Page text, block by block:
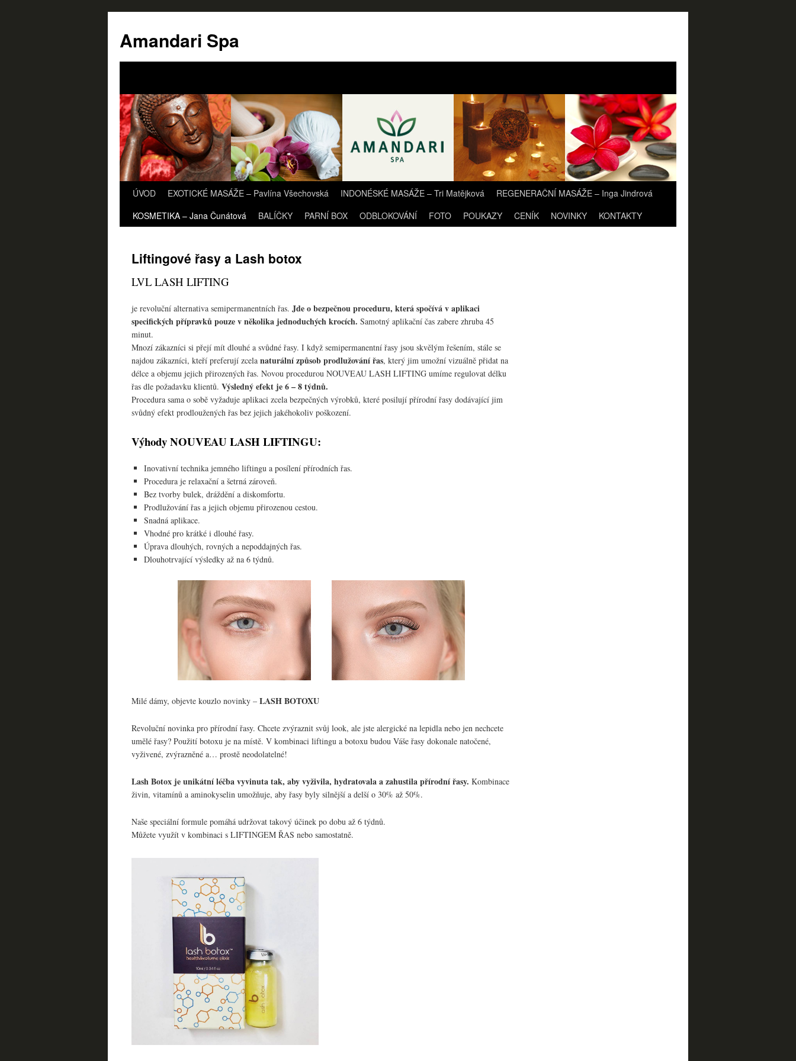
Amandari Spa
ÚVOD EXOTICKÉ MASÁŽE – Pavlína Všechovská INDONÉSKÉ MASÁŽE – Tri Matějková
REGENERAČNÍ MASÁŽE – Inga Jindrová
KOSMETIKA – Jana Čunátová
BALÍČKY PARNÍ BOX ODBLOKOVÁNÍ FOTO POUKAZY CENÍK NOVINKY KONTAKTY
Liftingové řasy a Lash botox
LVL LASH LIFTING
je revoluční alternativa semipermanentních řas. Jde o bezpečnou proceduru, která spočívá v aplikaci
specifických přípravků pouze v několika jednoduchých krocích. Samotný aplikační čas zabere zhruba 45
minut.
Mnozí zákazníci si přejí mít dlouhé a svůdné řasy. I když semipermanentní řasy jsou skvělým řešením, stále se
najdou zákazníci, kteří preferují zcela naturální způsob prodlužování řas, který jim umožní vizuálně přidat na
délce a objemu jejich přirozených řas. Novou procedurou NOUVEAU LASH LIFTING umíme regulovat délku
řas dle požadavku klientů. Výsledný efekt je 6 – 8 týdnů.
Procedura sama o sobě vyžaduje aplikaci zcela bezpečných výrobků, které posilují přírodní řasy dodávající jim
svůdný efekt prodloužených řas bez jejich jakéhokoliv poškození.
Výhody NOUVEAU LASH LIFTINGU:
Inovativní technika jemného liftingu a posílení přírodních řas.
Procedura je relaxační a šetrná zároveň.
Bez tvorby bulek, dráždění a diskomfortu.
Prodlužování řas a jejich objemu přirozenou cestou.
Snadná aplikace.
Vhodné pro krátké i dlouhé řasy.
Úprava dlouhých, rovných a nepoddajných řas.
Dlouhotrvající výsledky až na 6 týdnů.
Milé dámy, objevte kouzlo novinky – LASH BOTOXU
Revoluční novinka pro přírodní řasy. Chcete zvýraznit svůj look, ale jste alergické na lepidla nebo jen nechcete
umělé řasy? Použití botoxu je na místě. V kombinaci liftingu a botoxu budou Váše řasy dokonale natočené,
vyživené, zvýrazněné a… prostě neodolatelné!
Lash Botox je unikátní léčba vyvinuta tak, aby vyživila, hydratovala a zahustila přírodní řasy. Kombinace
živin, vitamínů a aminokyselin umožňuje, aby řasy byly silnější a delší o 30% až 50%.
Naše speciální formule pomáhá udržovat takový účinek po dobu až 6 týdnů.
Můžete využít v kombinaci s LIFTINGEM ŘAS nebo samostatně.